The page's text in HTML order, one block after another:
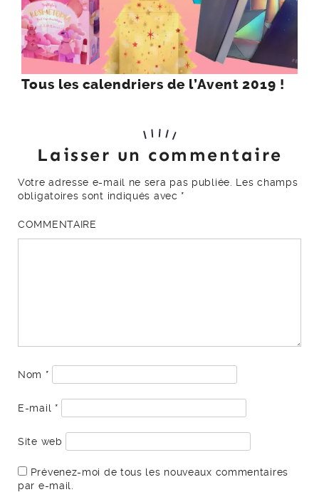
Tous les calendriers de l’Avent 2019 !
Laisser un commentaire
Votre adresse e-mail ne sera pas publiée.
Les champs
obligatoires sont indiqués avec *
COMMENTAIRE
Nom *
E-mail *
Site web
Prévenez-moi de tous les nouveaux commentaires
par e-mail.